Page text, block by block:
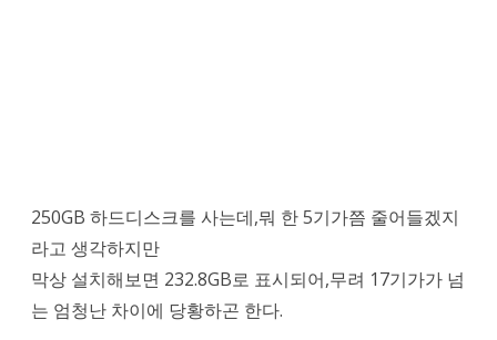
↔
1000/KibiByte
250GB 하드디스크를 사는데,뭐 한 5기가쯤 줄어들겠지
라고 생각하지만
막상 설치해보면 232.8GB로 표시되어,무려 17기가가 넘
는 엄청난 차이에 당황하곤 한다.